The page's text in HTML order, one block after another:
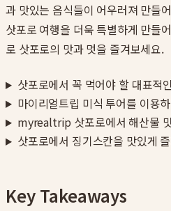
과 맛있는 음식들이 어우러져 만들
삿포로 여행을 더욱 특별하게 만들
로 삿포로의 맛과 멋을 즐겨보세요.
삿포로에서 꼭 먹어야 할 대표적
마이리얼트립 미식 투어를 이용
myrealtrip 삿포로에서 해산물
삿포로에서 징기스칸을 맛있게
Key Takeaways